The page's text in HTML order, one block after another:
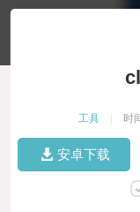
工具 时
安卓下载